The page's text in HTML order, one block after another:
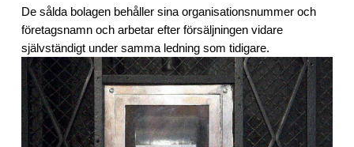
De sålda bolagen behåller sina organisationsnummer och
företagsnamn och arbetar efter försäljningen vidare
självständigt under samma ledning som tidigare.